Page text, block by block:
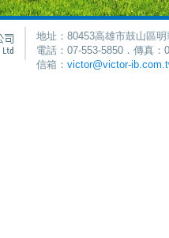
地址：80453高雄市鼓山區
電話：07-553-5850．傳真
信箱： victor@victor-